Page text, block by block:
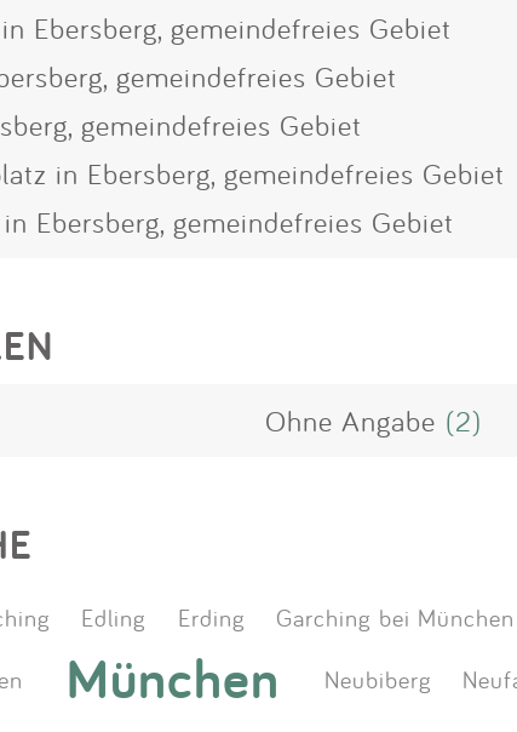
Ebersberg, gemeindefreies Gebiet
gemeindefreies Gebiet
gemeindefreies Gebiet
in Ebersberg, gemeindefreies Gebiet
Ebersberg, gemeindefreies Gebiet
Ohne Angabe (2)
Edling Erding Garching bei München
München Neubiberg